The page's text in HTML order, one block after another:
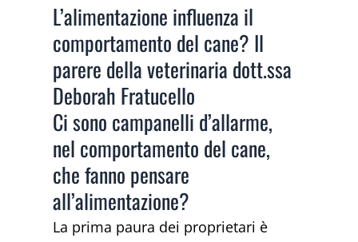
L’alimentazione influenza il
comportamento del cane? Il
parere della veterinaria dott.ssa
Deborah Fratucello
Ci sono campanelli d’allarme,
nel comportamento del cane,
che fanno pensare
all’alimentazione?
La prima paura dei proprietari è